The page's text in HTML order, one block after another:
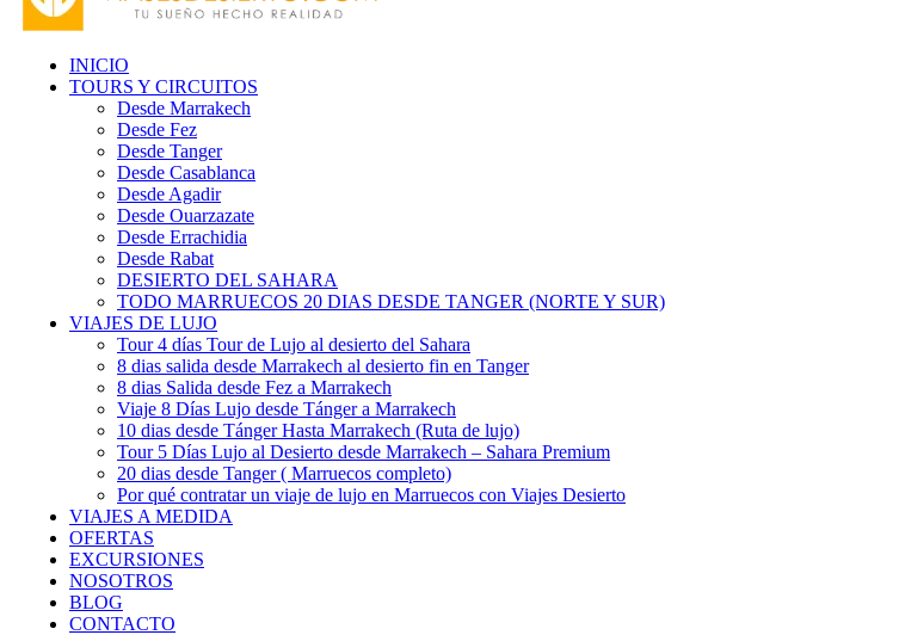
INICIO
TOURS Y CIRCUITOS
Desde Marrakech
Desde Fez
Desde Tanger
Desde Casablanca
Desde Agadir
Desde Ouarzazate
Desde Errachidia
Desde Rabat
DESIERTO DEL SAHARA
TODO MARRUECOS 20 DIAS DESDE TANGER (NORTE Y SUR)
VIAJES DE LUJO
Tour 4 días Tour de Lujo al desierto del Sahara
8 dias salida desde Marrakech al desierto fin en Tanger
8 dias Salida desde Fez a Marrakech
Viaje 8 Días Lujo desde Tánger a Marrakech
10 dias desde Tánger Hasta Marrakech (Ruta de lujo)
Tour 5 Días Lujo al Desierto desde Marrakech – Sahara Premium
20 dias desde Tanger ( Marruecos completo)
Por qué contratar un viaje de lujo en Marruecos con Viajes Desierto
VIAJES A MEDIDA
OFERTAS
EXCURSIONES
NOSOTROS
BLOG
CONTACTO